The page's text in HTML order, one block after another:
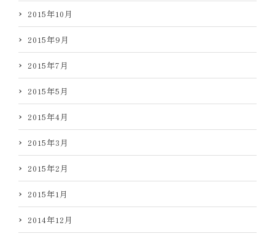
2015年10月
2015年9月
2015年7月
2015年5月
2015年4月
2015年3月
2015年2月
2015年1月
2014年12月